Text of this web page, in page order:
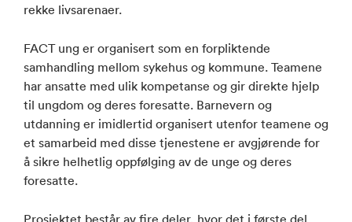
rekke livsarenaer.
FACT ung er organisert som en forpliktende
samhandling mellom sykehus og kommune. Teamene
har ansatte med ulik kompetanse og gir direkte hjelp
til ungdom og deres foresatte. Barnevern og
utdanning er imidlertid organisert utenfor teamene og
et samarbeid med disse tjenestene er avgjørende for
å sikre helhetlig oppfølging av de unge og deres
foresatte.
Prosjektet består av fire deler, hvor det i første del